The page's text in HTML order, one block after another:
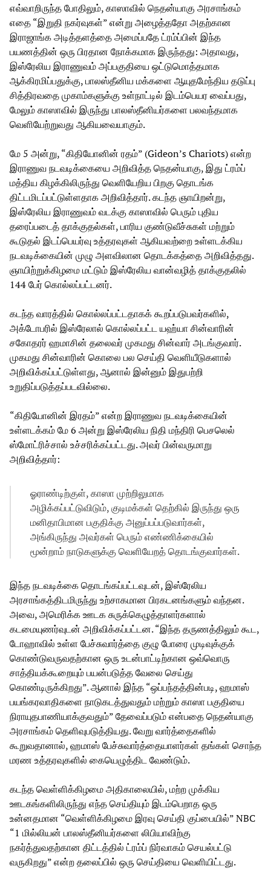
எவ்வாறிருந்த போதிலும், காஸாவில் நெதன்யாகு அரசாங்கம்
எதை “இறுதி நகர்வுகள்” என்று அழைத்ததோ அதற்கான
இராஜாங்க அடித்தளத்தை அமைப்பதே ட்ரம்ப்பின் இந்த
பயணத்தின் ஒரு பிரதான நோக்கமாக இருந்தது: அதாவது,
இஸ்ரேலிய இராணுவம் அப்பகுதியை ஒட்டுமொத்தமாக
ஆக்கிரமிப்பதுக்கு, பாலஸ்தீனிய மக்களை ஆயுதமேந்திய தடுப்பு
சித்திரவதை முகாம்களுக்கு உள்நாட்டில் இடம்பெயர வைப்பது,
மேலும் காஸாவில் இருந்து பாலஸ்தீனியர்களை பலவந்தமாக
வெளியேற்றுவது ஆகியவையாகும்.
மே 5 அன்று, “கிதியோனின் ரதம்” (Gideon’s Chariots) என்ற
இராணுவ நடவடிக்கையை அறிவித்த நெதன்யாகு, இது ட்ரம்ப்
மத்திய கிழக்கிலிருந்து வெளியேறிய பிறகு தொடங்க
திட்டமிடப்பட்டுள்ளதாக அறிவித்தார். கடந்த ஞாயிறன்று,
இஸ்ரேலிய இராணுவம் வடக்கு காஸாவில் பெரும் புதிய
தரைப்படைத் தாக்குதல்கள், பாரிய குண்டுவீச்சுகள் மற்றும்
கூடுதல் இடப்பெயர்வு உத்தரவுகள் ஆகியவற்றை உள்ளடக்கிய
நடவடிக்கையின் முழு அளவிலான தொடக்கத்தை அறிவித்தது.
ஞாயிற்றுக்கிழமை மட்டும் இஸ்ரேலிய வான்வழித் தாக்குதலில்
144 பேர் கொல்லப்பட்டனர்.
கடந்த வாரத்தில் கொல்லப்பட்டதாகக் கூறப்படுபவர்களில்,
அக்டோபரில் இஸ்ரேலால் கொல்லப்பட்ட யஹ்யா சின்வாரின்
சகோதரர் ஹமாசின் தலைவர் முகமது சின்வார் அடங்குவார்.
முகமது சின்வாரின் கொலை பல செய்தி வெளியீடுகளால்
அறிவிக்கப்பட்டுள்ளது, ஆனால் இன்னும் இதுபற்றி
உறுதிப்படுத்தப்படவில்லை.
“கிதியோனின் இரதம்” என்ற இராணுவ நடவடிக்கையின்
உள்ளடக்கம் மே 6 அன்று இஸ்ரேலிய நிதி மந்திரி பெசலெல்
ஸ்மோட்ரிச்சால் உச்சரிக்கப்பட்டது. அவர் பின்வருமாறு
அறிவித்தார்:
ஓராண்டிற்குள், காஸா முற்றிலுமாக
அழிக்கப்பட்டுவிடும், குடிமக்கள் தெற்கில் இருந்து ஒரு
மனிதாபிமான பகுதிக்கு அனுப்பப்படுவார்கள்,
அங்கிருந்து அவர்கள் பெரும் எண்ணிக்கையில்
மூன்றாம் நாடுகளுக்கு வெளியேறத் தொடங்குவார்கள்.
இந்த நடவடிக்கை தொடங்கப்பட்டவுடன், இஸ்ரேலிய
அரசாங்கத்திடமிருந்து உற்சாகமான பிரகடனங்களும் வந்தன.
அவை, அமெரிக்க ஊடக சுருக்கெழுத்தாளர்களால்
கடமையுணர்வுடன் அறிவிக்கப்பட்டன. “இந்த தருணத்திலும் கூட,
டோஹாவில் உள்ள பேச்சுவார்த்தை குழு போரை முடிவுக்குக்
கொண்டுவருவதற்கான ஒரு உடன்பாட்டிற்கான ஒவ்வொரு
சாத்தியக்கூறையும் பயன்படுத்த வேலை செய்து
கொண்டிருக்கிறது”. ஆனால் இந்த “ஒப்பந்தத்தின்படி, ஹமாஸ்
பயங்கரவாதிகளை நாடுகடத்துவதும் மற்றும் காஸா பகுதியை
நிராயுதபாணியாக்குவதும்” தேவைப்படும் என்பதை நெதன்யாகு
அரசாங்கம் தெளிவுபடுத்தியது. வேறு வார்த்தைகளில்
கூறுவதானால், ஹமாஸ் பேச்சுவார்த்தையாளர்கள் தங்கள் சொந்த
மரண உத்தரவுகளில் கையெழுத்திட வேண்டும்.
கடந்த வெள்ளிக்கிழமை அதிகாலையில், மற்ற முக்கிய
ஊடகங்களிலிருந்து எந்த செய்தியும் இடம்பெறாத ஒரு
உன்னதமான “வெள்ளிக்கிழமை இரவு செய்தி குப்பையில்” NBC
“1 மில்லியன் பாலஸ்தீனியர்களை லிபியாவிற்கு
நகர்த்துவதற்கான திட்டத்தில் ட்ரம்ப் நிர்வாகம் செயல்பட்டு
வருகிறது” என்ற தலைப்பில் ஒரு செய்தியை வெளியிட்டது.